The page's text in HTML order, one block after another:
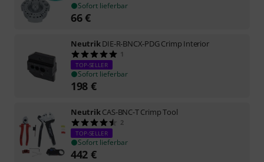
Sofort lieferbar
66€
NeutrikDIE-R-BNCX-PDG Crimp Interior
1
TOP-SELLER
Sofort lieferbar
198 €
NeutrikCAS-BNC-T Crimp Tool
2
TOP-SELLER
Sofort lieferbar
442 €